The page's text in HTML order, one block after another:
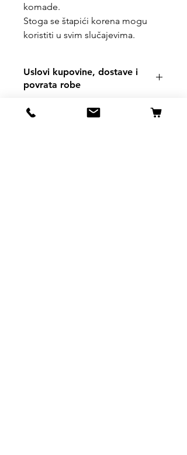
komade.
Stoga se štapići korena mogu
koristiti u svim slučajevima.
Uslovi kupovine, dostave i
povrata robe
https://www.svetljubimacasubotica.co
m/shipping-and-returns